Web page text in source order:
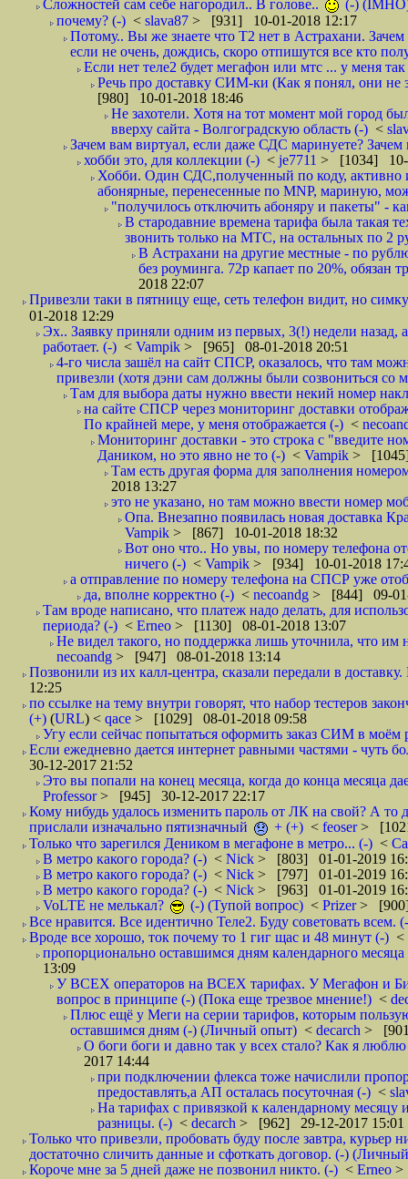
Сложностей сам себе нагородил.. В голове..
(-)
почему? (-) < slava87 > [931] 10-01-2018 12:17
Потому.. Вы же знаете что Т2 нет в Астрахани.
если не очень, дождись, скоро отпишутся все кто
Если нет теле2 будет мегафон или мтс ... у меня
Речь про доставку СИМ-ки (Как я понял, они не
[980] 10-01-2018 18:46
Не захотели. Хотя на тот момент мой город
вверху сайта - Волгоградскую область (-) <
Зачем вам виртуал, если даже СДС маринуете?
хобби это, для коллекции (-) < je7711 > [1034] 10-
Хобби. Один СДС,полученный по коду, активно
абонярные, перенесенные по MNP, мариную,
"получилось отключить абоняру и пакеты" -
В стародавние времена тарифа была такая
звонить только на МТС, на остальных по 2
В Астрахани на другие местные - по
без роуминга. 72р капает по 20%, обязан
2018 22:07
Привезли таки в пятницу еще, сеть телефон видит, но
01-2018 12:29
Эх.. Заявку приняли одним из первых, 3(!) недели назад,
работает. (-) < Vampik > [965] 08-01-2018 20:51
4-го числа зашёл на сайт СПСР, оказалось, что там
привезли (хотя дэни сам должны были созвониться со
Там для выбора даты нужно ввести некий номер
на сайте СПСР через мониторинг доставки
По крайней мере, у меня отображается (-) <
Мониторинг доставки - это строка с "введите
Даником, но это явно не то (-) < Vampik >
Там есть другая форма для заполнения
2018 13:27
это не указано, но там можно ввести номер
Опа. Внезапно появилась новая доставка
Vampik > [867] 10-01-2018 18:32
Вот оно что.. Но увы, по номеру телефона
ничего (-) < Vampik > [934] 10-01-2018
а отправление по номеру телефона на СПСР уже
да, вполне корректно (-) < necoandg > [844] 09-01-
Там вроде написано, что платеж надо делать, для
периода? (-) < Erneo > [1130] 08-01-2018 13:07
Не видел такого, но поддержка лишь уточнила, что
necoandg > [947] 08-01-2018 13:14
Позвонили из их калл-центра, сказали передали в
12:25
по ссылке на тему внутри говорят, что набор тестеров
(+) (URL) < qace > [1029] 08-01-2018 09:58
Угу если сейчас попытаться оформить заказ СИМ в моём
Если ежедневно дается интернет равными частями - чуть
30-12-2017 21:52
Это вы попали на конец месяца, когда до конца месяца
Professor> [945] 30-12-2017 22:17
Кому нибудь удалось изменить пароль от ЛК на свой? А то
прислали изначально пятизначный
+ (+) < feoser>
Только что зарегился Деником в мегафоне в метро... (-) <
В метро какого города? (-) < Nick > [803] 01-01-2019
В метро какого города? (-) < Nick > [797] 01-01-2019
В метро какого города? (-) < Nick > [963] 01-01-2019
VoLTE не мелькал?
(-) (Тупой вопрос) < Prizer>
Все нравится. Все идентично Теле2. Буду советовать всем.
Вроде все хорошо, ток почему то 1 гиг щас и 48 минут (-) <
пропорционально оставшимся дням календарного
13:09
У ВСЕХ операторов на ВСЕХ тарифах. У Мегафон и Би
вопрос в принципе (-) (Пока еще трезвое мнение!) <
Плюс ещё у Меги на серии тарифов, которым
оставшимся дням (-) (Личный опыт) < decarch >
О боги боги и давно так у всех стало? Как я
2017 14:44
при подключении флекса тоже начислили
предоставлять,а АП осталась посуточная (-) <
На тарифах с привязкой к календарному
разницы. (-) < decarch > [962] 29-12-2017 15:01
Только что привезли, пробовать буду после завтра,
достаточно сличить данные и сфоткать договор. (-)
Короче мне за 5 дней даже не позвонил никто. (-) < Erneo >